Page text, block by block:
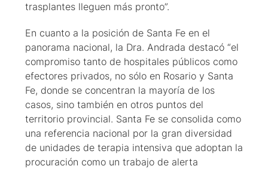
trasplantes lleguen más pronto”.
En cuanto a la posición de Santa Fe en el
panorama nacional, la Dra. Andrada destacó “el
compromiso tanto de hospitales públicos como
efectores privados, no sólo en Rosario y Santa
Fe, donde se concentran la mayoría de los
casos, sino también en otros puntos del
territorio provincial. Santa Fe se consolida como
una referencia nacional por la gran diversidad
de unidades de terapia intensiva que adoptan la
procuración como un trabajo de alerta